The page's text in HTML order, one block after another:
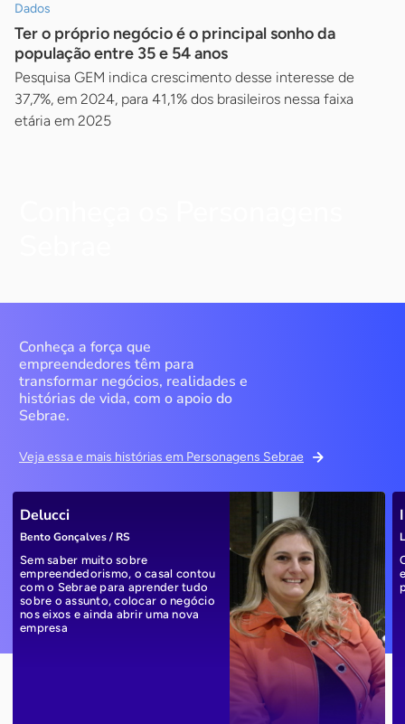
Dados
Ter o próprio negócio é o principal sonho da
população entre 35 e 54 anos
Pesquisa GEM indica crescimento desse interesse de
37,7%, em 2024, para 41,1% dos brasileiros nessa faixa
etária em 2025
Conheça a força que
empreendedores têm para
transformar negócios, realidades e
histórias de vida, com o apoio do
Sebrae.
Veja essa e mais histórias em Personagens Sebrae
Delucci
Bento Gonçalves / RS
Sem saber muito sobre
empreendedorismo, o casal contou
com o Sebrae para aprender tudo
sobre o assunto, colocar o negócio
nos eixos e ainda abrir uma nova
empresa